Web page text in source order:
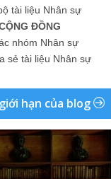
tài liệu Nhân sự
ĐỒNG
nhóm Nhân sự
sẻ tài liệu Nhân sự
hạn của blog